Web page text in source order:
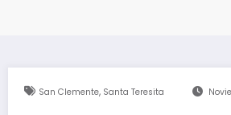
San Clemente, Santa Teresita